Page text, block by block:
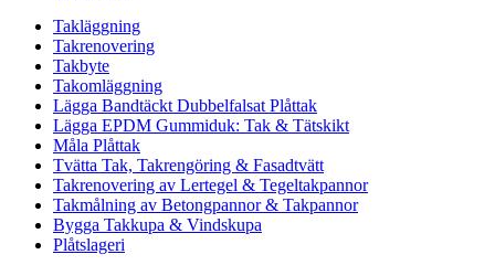
Takläggning
Takrenovering
Takbyte
Takomläggning
Lägga Bandtäckt Dubbelfalsat Plåttak
Lägga EPDM Gummiduk: Tak & Tätskikt
Måla Plåttak
Tvätta Tak, Takrengöring & Fasadtvätt
Takrenovering av Lertegel & Tegeltakpannor
Takmålning av Betongpannor & Takpannor
Bygga Takkupa & Vindskupa
Plåtslageri